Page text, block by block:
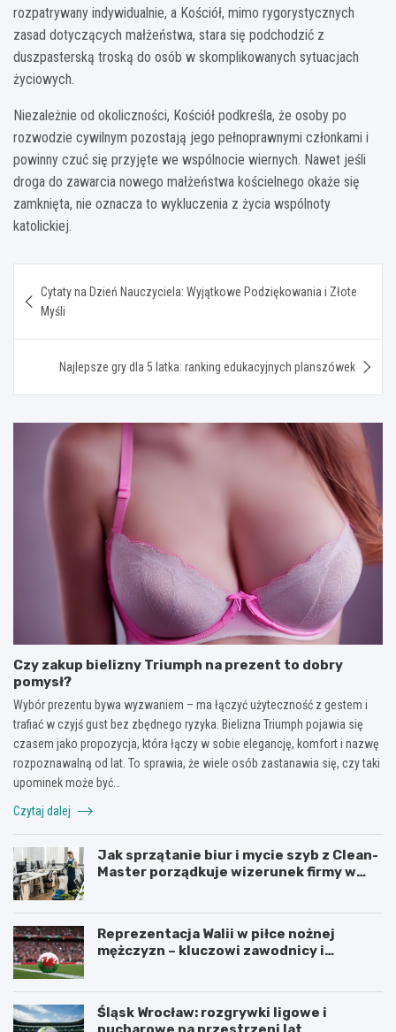
rozpatrywany indywidualnie, a Kościół, mimo rygorystycznych
zasad dotyczących małżeństwa, stara się podchodzić z
duszpasterską troską do osób w skomplikowanych sytuacjach
życiowych.
Niezależnie od okoliczności, Kościół podkreśla, że osoby po
rozwodzie cywilnym pozostają jego pełnoprawnymi członkami i
powinny czuć się przyjęte we wspólnocie wiernych. Nawet jeśli
droga do zawarcia nowego małżeństwa kościelnego okaże się
zamknięta, nie oznacza to wykluczenia z życia wspólnoty
katolickiej.
wpisu
Cytaty na Dzień Nauczyciela: Wyjątkowe Podziękowania i Złote
Myśli
Najlepsze gry dla 5 latka: ranking edukacyjnych planszówek
Czy zakup bielizny Triumph na prezent to dobry
pomysł?
Wybór prezentu bywa wyzwaniem – ma łączyć użyteczność z gestem i
trafiać w czyjś gust bez zbędnego ryzyka. Bielizna Triumph pojawia się
czasem jako propozycja, która łączy w sobie elegancję, komfort i nazwę
rozpoznawalną od lat. To sprawia, że wiele osób zastanawia się, czy taki
upominek może być…
Czytaj dalej
Jak sprzątanie biur i mycie szyb z Clean-
Master porządkuje wizerunek firmy w
Reprezentacja Walii w piłce nożnej
mężczyzn – kluczowi zawodnicy i
Śląsk Wrocław: rozgrywki ligowe i